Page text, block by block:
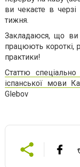
ви чекаєте в
тижня.
Закладаюся, що ви
працюють короткі,
практики!
Статтю
іспанської мови
Glebov